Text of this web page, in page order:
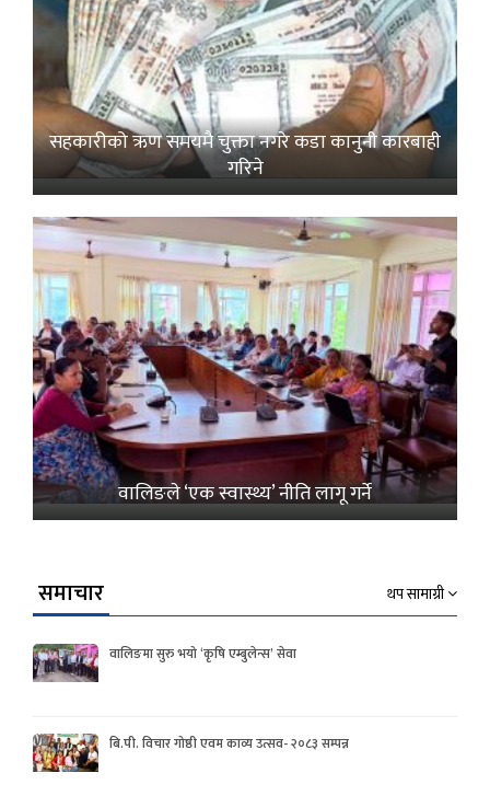
सहकारीको ऋण समयमै चुक्ता नगरे कडा कानुनी कारबाही
गरिने
वालिङले ‘एक स्वास्थ्य’ नीति लागू गर्ने
समाचार थप सामाग्री
वालिङमा सुरु भयो ‘कृषि एम्बुलेन्स’ सेवा
बि.पी. विचार गोष्ठी एवम काव्य उत्सव- २०८३ सम्पन्न